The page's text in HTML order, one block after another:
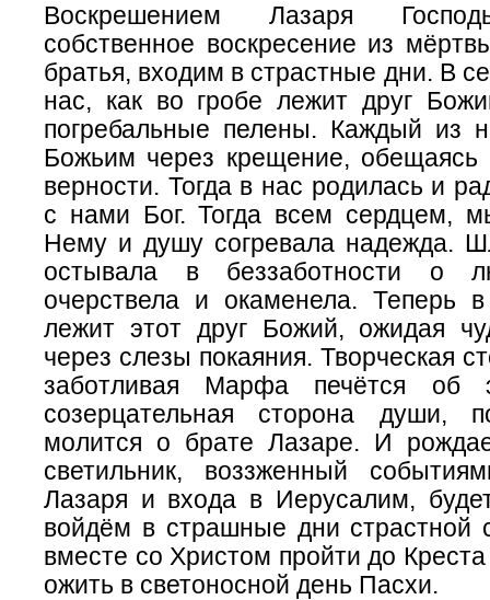
Воскрешением Лазаря
собственное воскресение из
братья, входим в страстные дни. В
нас, как во гробе лежит друг
погребальные пелены. Каждый из
Божьим через крещение,
верности. Тогда в нас родилась и
с нами Бог. Тогда всем сердцем,
Нему и душу согревала надежда.
остывала в беззаботности о
очерствела и окаменела. Теперь
лежит этот друг Божий, ожидая
через слезы покаяния. Творческая
заботливая Марфа печётся об
созерцательная сторона души,
молится о брате Лазаре. И
светильник, воззженный
Лазаря и входа в Иерусалим,
войдём в страшные дни страстной
вместе со Христом пройти до
ожить в светоносной день Пасхи.